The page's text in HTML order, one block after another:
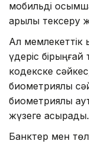
мобильді
арқылы тексеру
Ал мемлекеттік
үдеріс
кодекске
биометриялық
биометриялық
жүзеге асырады.
Банктер мен